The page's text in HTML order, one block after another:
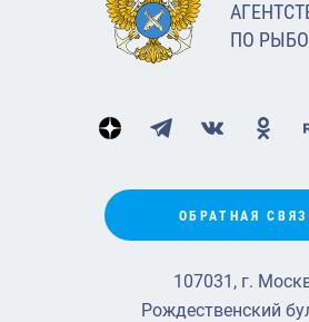
ПО
ОБРАТНАЯ
107031, г.
Рождественский